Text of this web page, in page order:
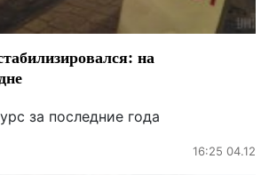
на
за последние года
16:25 04.12